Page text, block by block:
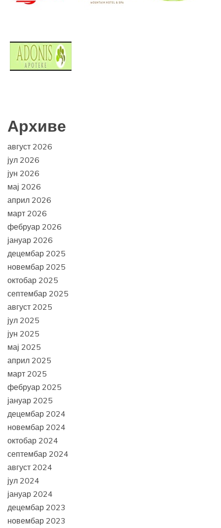
Архиве
август 2026
јул 2026
јун 2026
мај 2026
април 2026
март 2026
фебруар 2026
јануар 2026
децембар 2025
новембар 2025
октобар 2025
септембар 2025
август 2025
јул 2025
јун 2025
мај 2025
април 2025
март 2025
фебруар 2025
јануар 2025
децембар 2024
новембар 2024
октобар 2024
септембар 2024
август 2024
јул 2024
јануар 2024
децембар 2023
новембар 2023